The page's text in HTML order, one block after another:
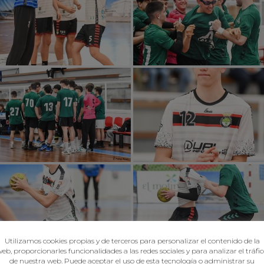
Utilizamos cookies propias y de terceros para personalizar el contenido de la
proporcionarles funcionalidades a las redes sociales y para analizar el
de nuestra web. Puede aceptar el uso de esta tecnología o administrar su